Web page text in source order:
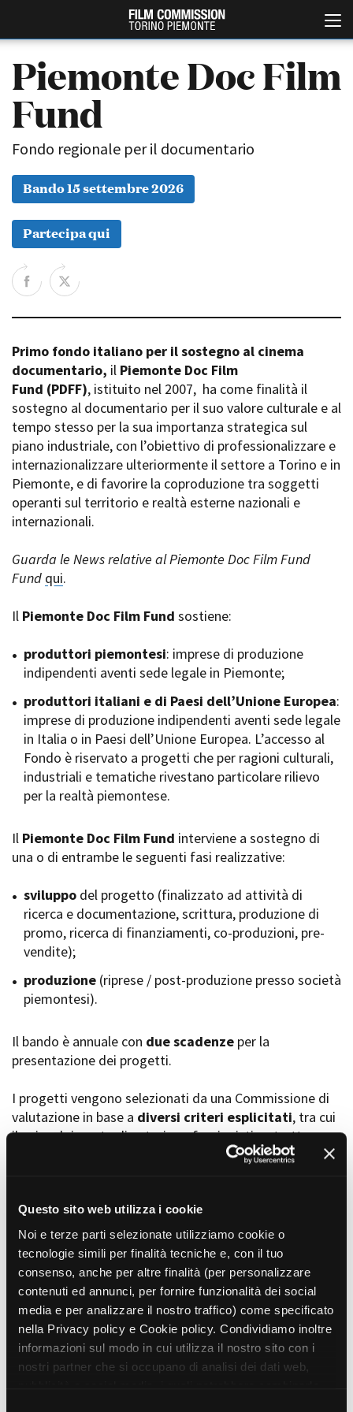
Questo sito web utilizza i cookie
Noi e terze parti selezionate utilizziamo cookie o
tecnologie simili per finalità tecniche e, con il tuo
consenso, anche per altre finalità (per personalizzare
contenuti ed annunci, per fornire funzionalità dei social
media e per analizzare il nostro traffico) come specificato
nella Privacy policy e Cookie policy. Condividiamo inoltre
informazioni sul modo in cui utilizza il nostro sito con i
nostri partner che si occupano di analisi dei dati web,
Chi siamo
Storia della Fondazione
Partner
Rete regionale
Bilancio sociale
Amministrazione
trasparente
Bandi e gare
Sostenibilità ambientale
SERVIZI
Servizi generali
Spazi nella sede FCTP
Sala Casting
Sala Paolo Tenna
Piemonte Film Tv Fund
Piemonte Film Tv
Development Fund
Piemonte Doc Film Fund
Short Film Fund
PRODUCTION GUIDE
Società di produzione
Strutture di servizio
Attrici-Attori
Beginners
LOCATION GUIDE
FILM DATABASE
BOOK DATABASE
NEWS
CASTING
Guarda che storia!
La Grazia - Immagini e
location della Torino di Paolo
Sorrentino
Open Day
Ciak in TOur!
FESTIVAL, MARKETS,
AWARDS
International Film Festival
Festival de Cannes
Locarno Film Festival
Cinematografica Venezia
Toronto International Film
Festa del Cinema di Roma
Torino Film Festival
David di Donatello
Nastri d’Argento
Premio Solinas
Location - Accedi al tuo
profilo
Newsletter
Lavora con noi
Stage - Tirocini - Scuola e
Lavoro
per affidamento lavori in
economia
Amministrazione trasparente
Bandi e gare
Whistleblowing
Piemonte Doc Film
Fund
Fondo regionale per il documentario
Bando 15 settembre 2026
Partecipa qui
Primo fondo italiano per il sostegno al cinema
documentario, il Piemonte Doc Film
Fund (PDFF), istituito nel 2007, ha come finalità il
sostegno al documentario per il suo valore culturale e al
tempo stesso per la sua importanza strategica sul
piano industriale, con l’obiettivo di professionalizzare e
internazionalizzare ulteriormente il settore a Torino e in
Piemonte, e di favorire la coproduzione tra soggetti
operanti sul territorio e realtà esterne nazionali e
internazionali.
Guarda le News relative al Piemonte Doc Film Fund
Fund qui.
Il Piemonte Doc Film Fund sostiene:
produttori piemontesi: imprese di produzione
indipendenti aventi sede legale in Piemonte;
produttori italiani e di Paesi dell’Unione Europea:
imprese di produzione indipendenti aventi sede legale
in Italia o in Paesi dell’Unione Europea. L’accesso al
Fondo è riservato a progetti che per ragioni culturali,
industriali e tematiche rivestano particolare rilievo
per la realtà piemontese.
Il Piemonte Doc Film Fund interviene a sostegno di
una o di entrambe le seguenti fasi realizzative:
sviluppo del progetto (finalizzato ad attività di
ricerca e documentazione, scrittura, produzione di
promo, ricerca di finanziamenti, co-produzioni, pre-
vendite);
produzione (riprese / post-produzione presso società
piemontesi).
Il bando è annuale con due scadenze per la
presentazione dei progetti.
I progetti vengono selezionati da una Commissione di
valutazione in base a diversi criteri esplicitati, tra cui
il coinvolgimento di autori, professionisti e strutture
torinesi e piemontesi, i co-finanziamenti e l’effettiva
diffusione attraverso molteplici canali (proiezioni in sala,
canali televisivi, homevideo, piattaforme web...).
Progetti in progress
Vedi 105 progetti in progress